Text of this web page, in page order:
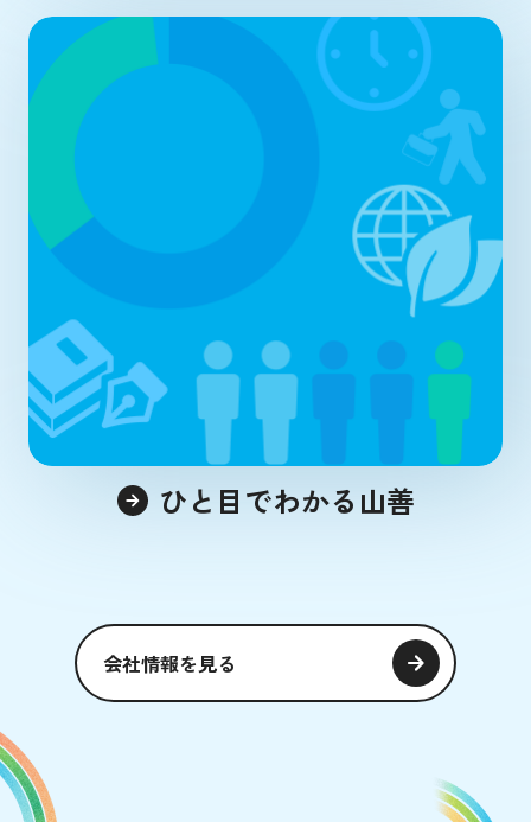
ひと目でわかる山善
会社情報を見る